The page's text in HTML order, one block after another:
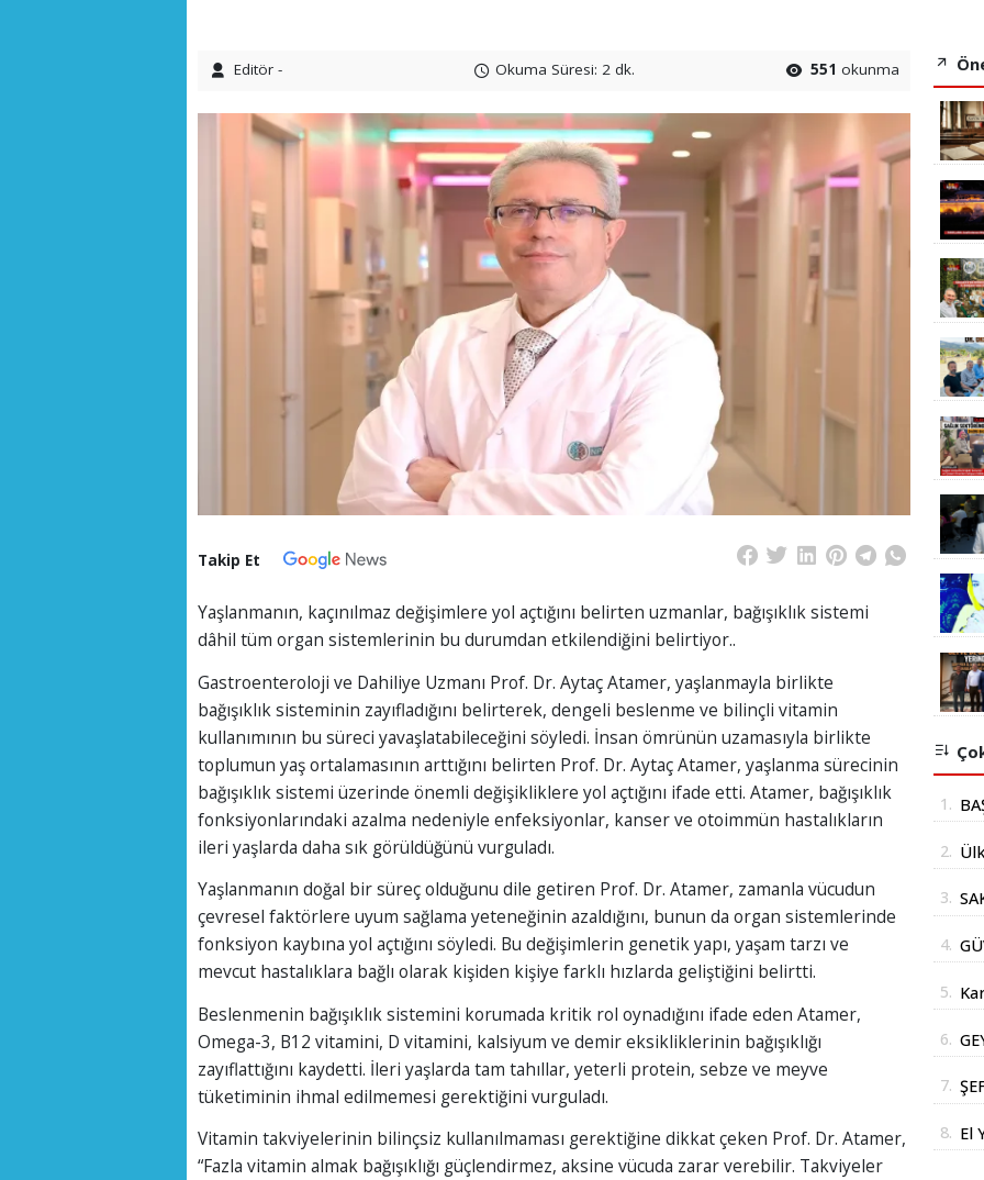
Editör - Okuma Süresi: 2 dk. 551 okunma
Takip Et
Yaşlanmanın, kaçınılmaz değişimlere yol açtığını belirten uzmanlar, bağışıklık sistemi
dâhil tüm organ sistemlerinin bu durumdan etkilendiğini belirtiyor..
Gastroenteroloji ve Dahiliye Uzmanı Prof. Dr. Aytaç Atamer, yaşlanmayla birlikte
bağışıklık sisteminin zayıfladığını belirterek, dengeli beslenme ve bilinçli vitamin
kullanımının bu süreci yavaşlatabileceğini söyledi. İnsan ömrünün uzamasıyla birlikte
toplumun yaş ortalamasının arttığını belirten Prof. Dr. Aytaç Atamer, yaşlanma sürecinin
bağışıklık sistemi üzerinde önemli değişikliklere yol açtığını ifade etti. Atamer, bağışıklık
fonksiyonlarındaki azalma nedeniyle enfeksiyonlar, kanser ve otoimmün hastalıkların
ileri yaşlarda daha sık görüldüğünü vurguladı.
Yaşlanmanın doğal bir süreç olduğunu dile getiren Prof. Dr. Atamer, zamanla vücudun
çevresel faktörlere uyum sağlama yeteneğinin azaldığını, bunun da organ sistemlerinde
fonksiyon kaybına yol açtığını söyledi. Bu değişimlerin genetik yapı, yaşam tarzı ve
mevcut hastalıklara bağlı olarak kişiden kişiye farklı hızlarda geliştiğini belirtti.
Beslenmenin bağışıklık sistemini korumada kritik rol oynadığını ifade eden Atamer,
Omega-3, B12 vitamini, D vitamini, kalsiyum ve demir eksikliklerinin bağışıklığı
zayıflattığını kaydetti. İleri yaşlarda tam tahıllar, yeterli protein, sebze ve meyve
tüketiminin ihmal edilmemesi gerektiğini vurguladı.
Vitamin takviyelerinin bilinçsiz kullanılmaması gerektiğine dikkat çeken Prof. Dr. Atamer,
“Fazla vitamin almak bağışıklığı güçlendirmez, aksine vücuda zarar verebilir. Takviyeler
1.
2.
3.
4.
5.
6.
7.
8. El